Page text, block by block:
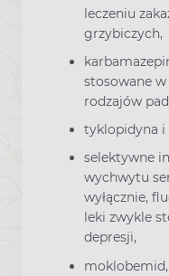
leczeniu
grzybiczych,
stosowane
rodzajów
tyklopidyna i
selektywne
wychwytu
wyłącznie,
leki zwykle
depresji,